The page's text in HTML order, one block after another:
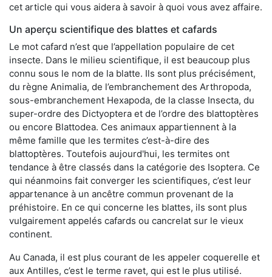
cet article qui vous aidera à savoir à quoi vous avez affaire.
Un aperçu scientifique des blattes et cafards
Le mot cafard n’est que l’appellation populaire de cet
insecte. Dans le milieu scientifique, il est beaucoup plus
connu sous le nom de la blatte. Ils sont plus précisément,
du règne Animalia, de l’embranchement des Arthropoda,
sous-embranchement Hexapoda, de la classe Insecta, du
super-ordre des Dictyoptera et de l’ordre des blattoptères
ou encore Blattodea. Ces animaux appartiennent à la
même famille que les termites c’est-à-dire des
blattoptères. Toutefois aujourd'hui, les termites ont
tendance à être classés dans la catégorie des Isoptera. Ce
qui néanmoins fait converger les scientifiques, c’est leur
appartenance à un ancêtre commun provenant de la
préhistoire. En ce qui concerne les blattes, ils sont plus
vulgairement appelés cafards ou cancrelat sur le vieux
continent.
Au Canada, il est plus courant de les appeler coquerelle et
aux Antilles, c’est le terme ravet, qui est le plus utilisé.